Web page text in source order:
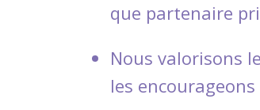
que partenaire
Nous valorisons
les